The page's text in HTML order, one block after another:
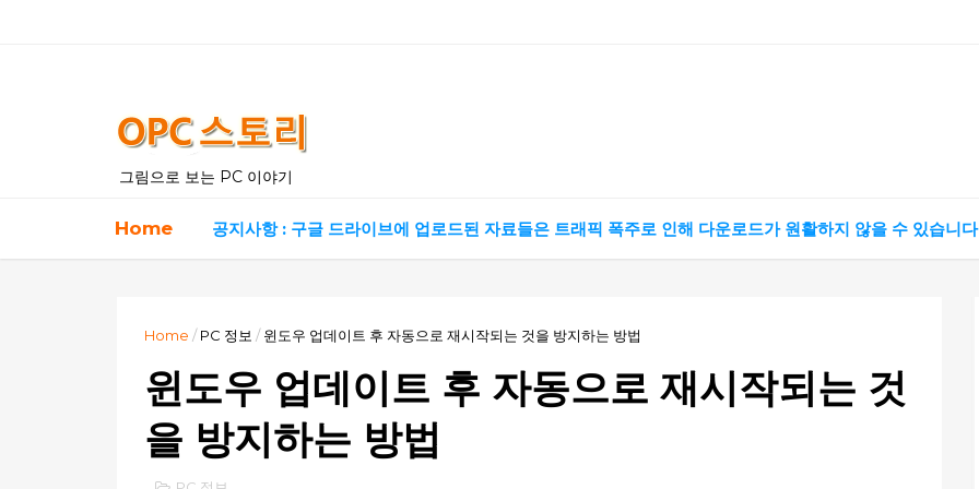
그림으로 보는 PC 이야기
Home 공지사항 : 구글 드라이브에 업로드된 자료들은 트래픽 폭주로 인해 다운로드가 원활하지 않을 수 있습니
Home / PC 정보 / 윈도우 업데이트 후 자동으로 재시작되는 것을 방지하는 방법
윈도우 업데이트 후 자동으로 재시작되는 것
을 방지하는 방법